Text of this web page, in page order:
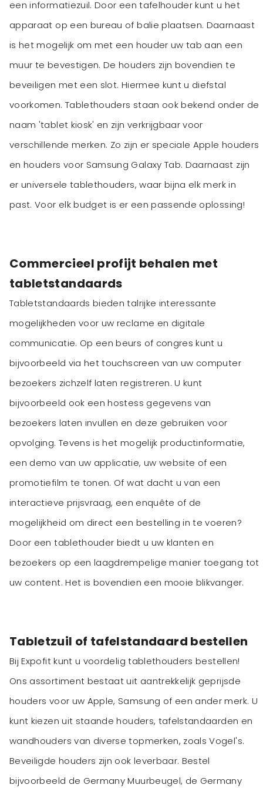
een informatiezuil. Door een tafelhouder kunt u het
apparaat op een bureau of balie plaatsen. Daarnaast
is het mogelijk om met een houder uw tab aan een
muur te bevestigen. De houders zijn bovendien te
beveiligen met een slot. Hiermee kunt u diefstal
voorkomen. Tablethouders staan ook bekend onder de
naam 'tablet kiosk' en zijn verkrijgbaar voor
verschillende merken. Zo zijn er speciale Apple houders
en houders voor Samsung Galaxy Tab. Daarnaast zijn
er universele tablethouders, waar bijna elk merk in
past. Voor elk budget is er een passende oplossing!
Commercieel profijt behalen met
tabletstandaards
Tabletstandaards bieden talrijke interessante
mogelijkheden voor uw reclame en digitale
communicatie. Op een beurs of congres kunt u
bijvoorbeeld via het touchscreen van uw computer
bezoekers zichzelf laten registreren. U kunt
bijvoorbeeld ook een hostess gegevens van
bezoekers laten invullen en deze gebruiken voor
opvolging. Tevens is het mogelijk productinformatie,
een demo van uw applicatie, uw website of een
promotiefilm te tonen. Of wat dacht u van een
interactieve prijsvraag, een enquête of de
mogelijkheid om direct een bestelling in te voeren?
Door een tablethouder biedt u uw klanten en
bezoekers op een laagdrempelige manier toegang tot
uw content. Het is bovendien een mooie blikvanger.
Tabletzuil of tafelstandaard bestellen
Bij Expofit kunt u voordelig tablethouders bestellen!
Ons assortiment bestaat uit aantrekkelijk geprijsde
houders voor uw Apple, Samsung of een ander merk. U
kunt kiezen uit staande houders, tafelstandaarden en
wandhouders van diverse topmerken, zoals Vogel's.
Beveiligde houders zijn ook leverbaar. Bestel
bijvoorbeeld de Germany Muurbeugel, de Germany